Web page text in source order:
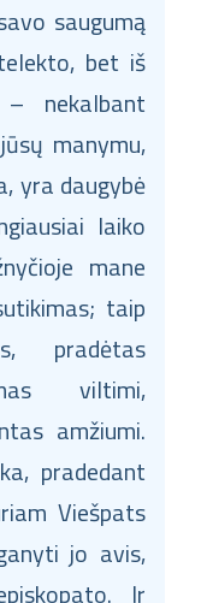
saugumą
bet iš
– nekalbant
manymu,
yra daugybė
laiko
mane
taip
pradėtas
viltimi,
amžiumi.
pradedant
Viešpats
jo avis,
Ir